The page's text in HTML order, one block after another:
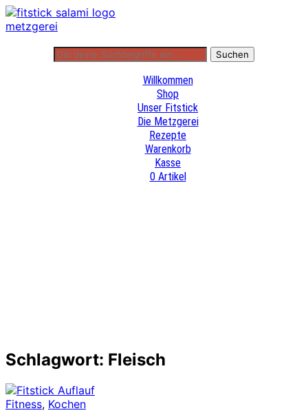
Willkommen
Shop
Unser Fitstick
Die Metzgerei
Rezepte
Warenkorb
Kasse
0 Artikel
Schlagwort: Fleisch
Fitness, Kochen